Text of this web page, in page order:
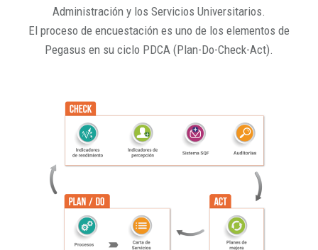
Administración y los Servicios Universitarios.
El proceso de encuestación es uno de los elementos de
Pegasus en su ciclo PDCA (Plan-Do-Check-Act).